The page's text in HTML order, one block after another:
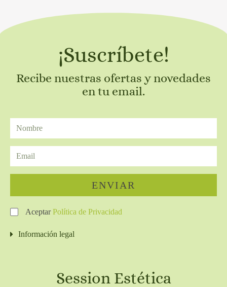
¡Suscríbete!
Recibe nuestras ofertas y novedades
en tu email.
AceptarPolítica de Privacidad
ENVIAR
Información legal
Session Estética